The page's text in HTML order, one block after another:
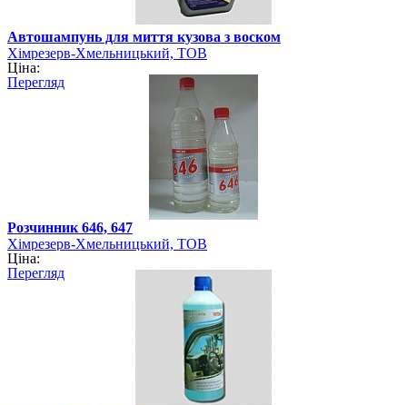
Автошампунь для миття кузова з воском
Хімрезерв-Хмельницький, ТОВ
Ціна:
Перегляд
Розчинник 646, 647
Хімрезерв-Хмельницький, ТОВ
Ціна:
Перегляд